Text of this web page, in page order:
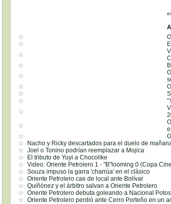
Nacho y Ricky descartados para el duelo de
Joel o Tonino podrían reemplazar a Mojica
El tributo de Yuyi a Chocolike
Video: Oriente Petrolero 1 - "B"looming 0 (Copa
Souza impuso la garra 'charrúa' en el clásico
Oriente Petrolero cae de local ante Bolívar
Quiñónez y el árbitro salvan a Oriente Petrolero
Oriente Petrolero debuta goleando a Nacional
Oriente Petrolero perdió ante Cerro Porteño en un